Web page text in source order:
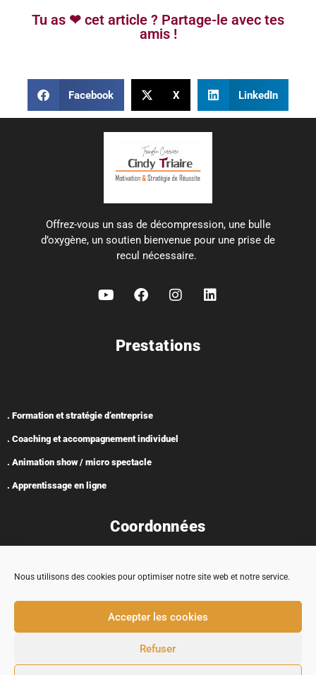
Nous utilisons des cookies pour optimiser notre site web et notre service.
Accepter les cookies
Refuser
Tu as ❤ cet article ? Partage-le avec tes
amis !
Facebook X LinkedIn
Offrez-vous un sas de décompression, une bulle
d’oxygène, un soutien bienvenue pour une prise de
recul nécessaire.
Prestations
. Formation et stratégie d’entreprise
. Coaching et accompagnement individuel
. Animation show / micro spectacle
. Apprentissage en ligne
Coordonnées
Adresse : 5 rue Encabane, 32430 Cologne
contact@tremplincarriere.com